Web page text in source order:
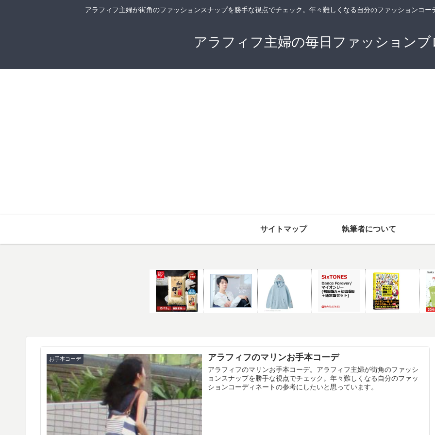
アラフィフ主婦が街角のファッションスナップを勝手な視点でチェック。年々難しくなる自分のファッションコ
アラフィフ主婦の毎日ファッションブ
サイトマップ 執筆者について
お手本コーデ アラフィフのマリンお手本コーデ
アラフィフのマリンお手本コーデ。アラフィフ主婦が街角のファッシ
ョンスナップを勝手な視点でチェック。年々難しくなる自分のファッ
ションコーディネートの参考にしたいと思っています。